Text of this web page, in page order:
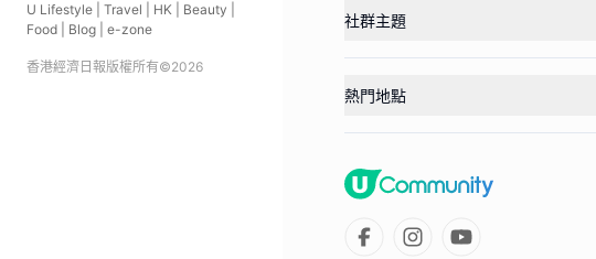
U Lifestyle Travel HK Beauty
Food
Blog e-zone
香港經濟日報版權所有©2026
社群主題
熱門地點